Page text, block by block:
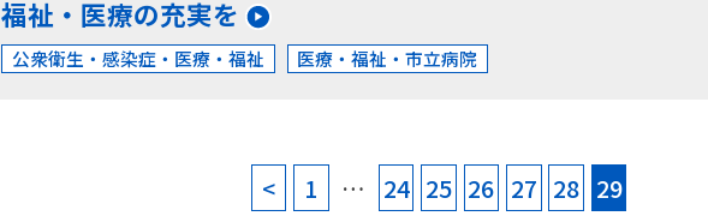
福祉・医療の充実を
公衆衛生・感染症・医療・福祉 医療・福祉・市立病院
< 1 … 24 25 26 27 28 29